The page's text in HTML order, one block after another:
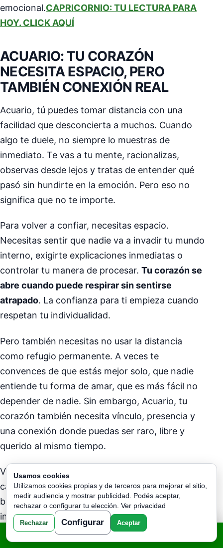
emocional.CAPRICORNIO: TU LECTURA PARA
HOY. CLICK AQUÍ
ACUARIO: TU CORAZÓN
NECESITA ESPACIO, PERO
TAMBIÉN CONEXIÓN REAL
Acuario, tú puedes tomar distancia con una
facilidad que desconcierta a muchos. Cuando
algo te duele, no siempre lo muestras de
inmediato. Te vas a tu mente, racionalizas,
observas desde lejos y tratas de entender qué
pasó sin hundirte en la emoción. Pero eso no
significa que no te importe.
Para volver a confiar, necesitas espacio.
Necesitas sentir que nadie va a invadir tu mundo
interno, exigirte explicaciones inmediatas o
controlar tu manera de procesar. Tu corazón se
abre cuando puede respirar sin sentirse
atrapado. La confianza para ti empieza cuando
respetan tu individualidad.
Pero también necesitas no usar la distancia
como refugio permanente. A veces te
convences de que estás mejor solo, que nadie
entiende tu forma de amar, que es más fácil no
depender de nadie. Sin embargo, Acuario, tu
corazón también necesita vínculo, presencia y
una conexión donde puedas ser raro, libre y
querido al mismo tiempo.
Vuelves a confiar cuando alguien no intenta
cambiarte, pero tampoco te abandona en tu
burbuja. Cuando una persona respeta tu
independencia y aun así busca conocerte de
verdad, algo se acomoda dentro de ti. Acuario,
TU LECTURA - CLICK AQUI
Usamos cookies
Utilizamos cookies propias y de terceros para mejorar el sitio,
medir audiencia y mostrar publicidad. Podés aceptar,
rechazar o configurar tu elección. Ver privacidad
Rechazar Configurar Aceptar